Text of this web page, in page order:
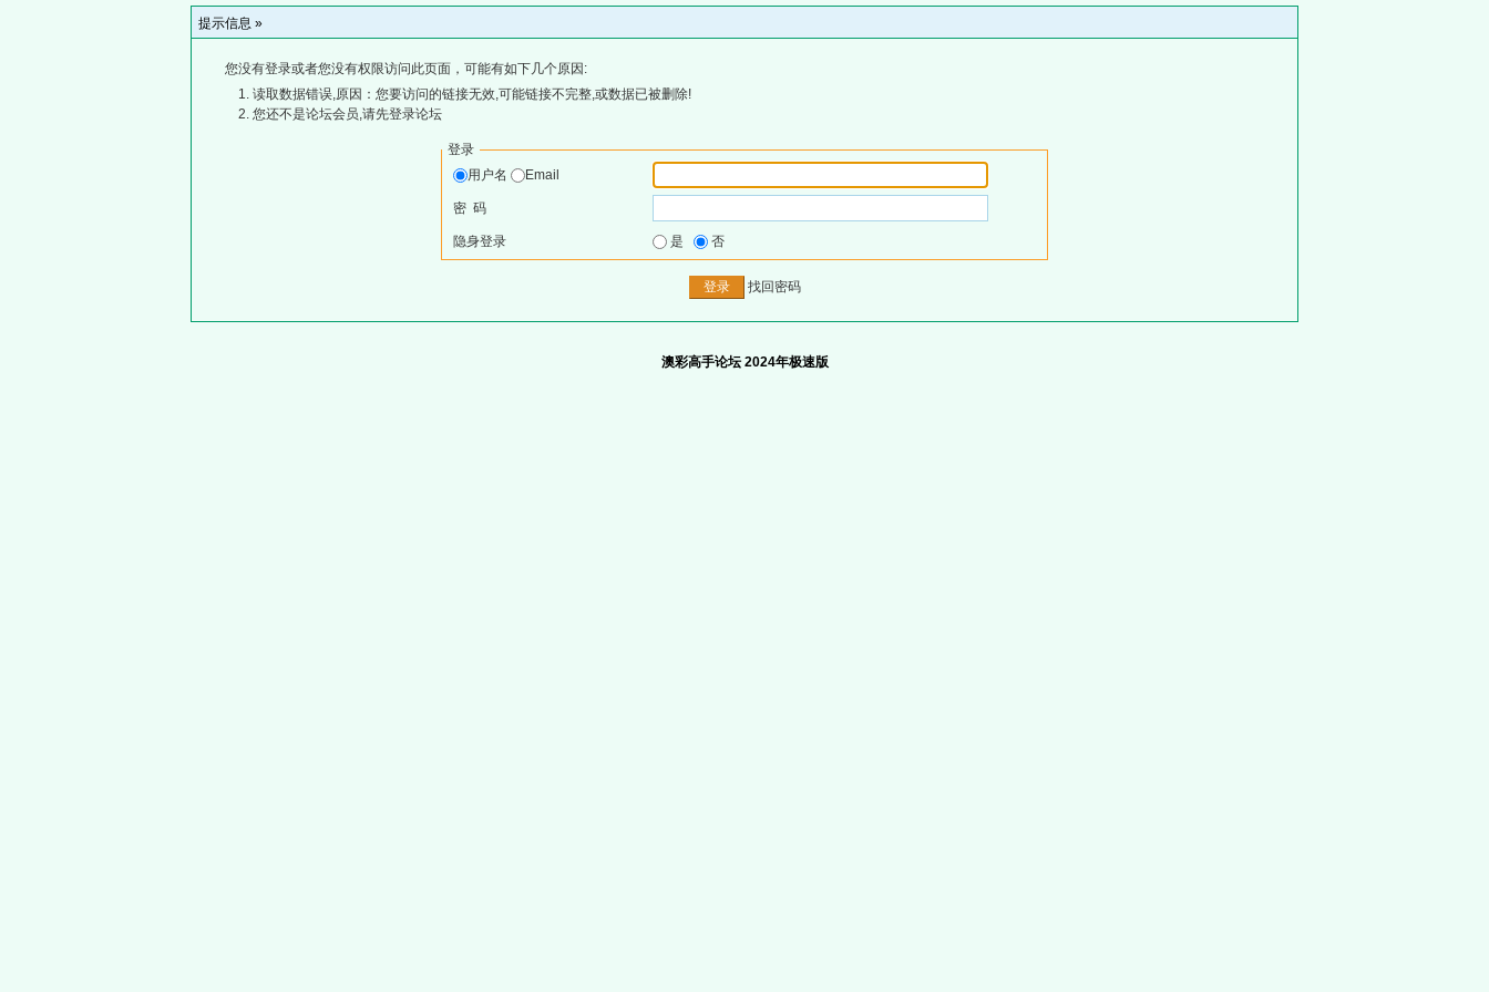
提示信息 »
您没有登录或者您没有权限访问此页面，可能有如下几个原因:
读取数据错误,原因：您要访问的链接无效,可能链接不完整,或数据已被删除!
您还不是论坛会员,请先登录论坛
登录
用户名
Email
密 码
隐身登录 是 否
找回密码
澳彩高手论坛 2024年极速版